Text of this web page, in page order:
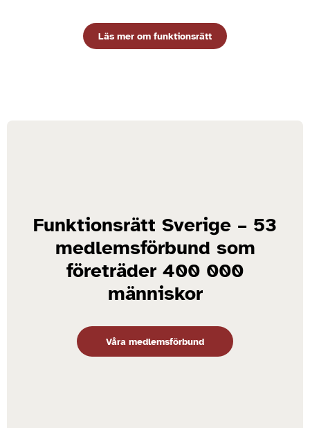
Läs mer om funktionsrätt
Funktionsrätt Sverige – 53
medlemsförbund som
företräder 400 000
människor
Våra medlemsförbund